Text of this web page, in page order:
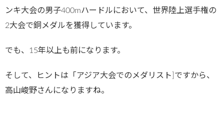
ンキ大会の男子400mハードルにおいて、世界陸上選手権の
2大会で銅メダルを獲得しています。
でも、15年以上も前になります。
そして、ヒントは「アジア大会でのメダリスト]ですから、
高山峻野さんになりますね。